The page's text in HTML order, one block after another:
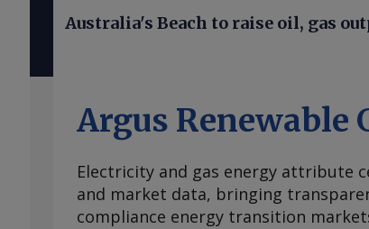
Australia's Beach to raise oil, gas
Argus Renewable
Electricity and gas energy attribute
and market data, bringing
compliance energy transition